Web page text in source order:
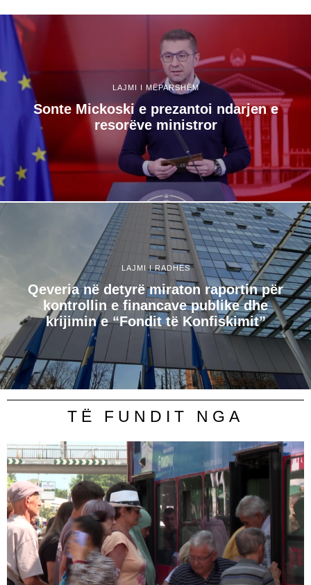
LAJMI I MËPARSHËM
Sonte Mickoski e prezantoi ndarjen e
resorëve ministror
LAJMI I RADHËS
Qeveria në detyrë miraton raportin për
kontrollin e financave publike dhe
krijimin e “Fondit të Konfiskimit”
TË FUNDIT NGA